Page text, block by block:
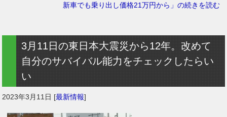
新車でも乗り出し価格21万円から」の続きを読む
3月11日の東日本大震災から12年。改めて
自分のサバイバル能力をチェックしたらい
い
2023年3月11日 [最新情報]